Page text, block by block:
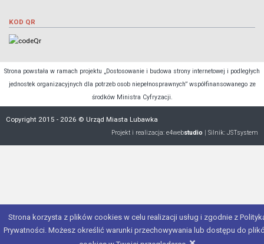
Strona korzysta z plików cookies w celu realizacji usług i zgodnie z
Prywatności. Możesz określić warunki przechowywania lub dostępu do
KOD QR
Strona powstała w ramach projektu „Dostosowanie i budowa strony internetowej i podległych
jednostek organizacyjnych dla potrzeb osob niepełnosprawnych” współfinansowanego ze
środków Ministra Cyfryzacji.
Copyright 2015 - 2026 © Urząd Miasta Lubawka
Projekt i realizacja: e4webstudio | Silnik: JSTsystem